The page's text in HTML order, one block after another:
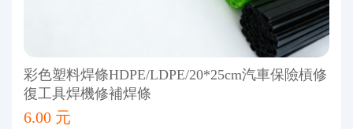
彩色塑料焊條HDPE/LDPE/20*25cm汽車保險槓修
復工具焊機修補焊條
6.00 元